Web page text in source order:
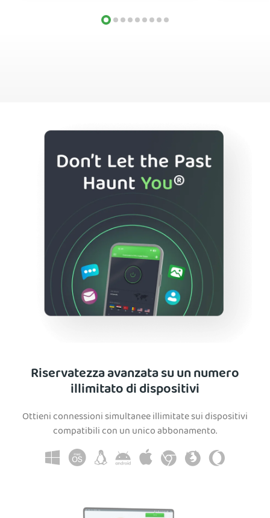
Riservatezza avanzata su un numero
illimitato di dispositivi
Ottieni connessioni simultanee illimitate sui dispositivi
compatibili con un unico abbonamento.